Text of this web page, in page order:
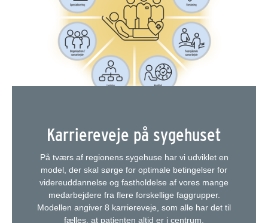
Karriereveje på sygehuset
På tværs af regionens sygehuse har vi udviklet en
model, der skal sørge for optimale betingelser for
videreuddannelse og fastholdelse af vores mange
medarbejdere fra flere forskellige faggrupper.
Modellen angiver 8 karriereveje, som alle har det til
fælles, at patienten altid er i centrum.